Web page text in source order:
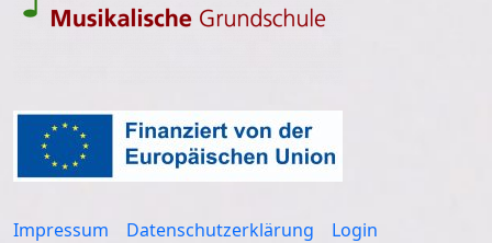
Impressum Datenschutzerklärung Login